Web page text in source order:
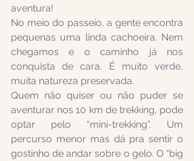
aventura!
No meio do passeio, a gente encontra
pequenas uma linda cachoeira. Nem
chegamos e o caminho já nos
conquista de cara. É muito verde,
muita natureza preservada.
Quem não quiser ou não puder se
aventurar nos 10 km de trekking, pode
optar pelo “mini-trekking”. Um
percurso menor mas dá pra sentir o
gostinho de andar sobre o gelo. O “big